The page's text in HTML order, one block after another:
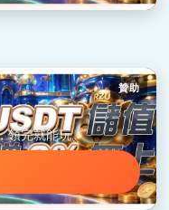
贊助
領完就能玩。